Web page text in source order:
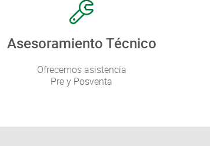
Asesoramiento Técnico
Ofrecemos asistencia
Pre y Posventa